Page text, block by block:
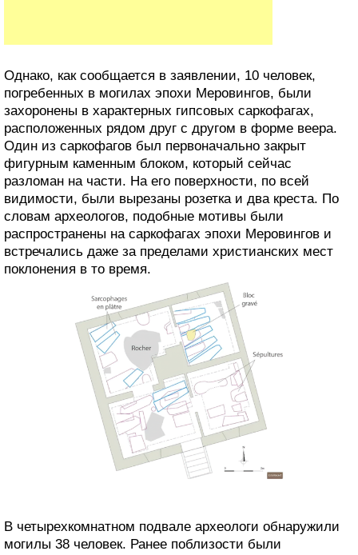
Однако, как сообщается в заявлении, 10 человек,
погребенных в могилах эпохи Меровингов, были
захоронены в характерных гипсовых саркофагах,
расположенных рядом друг с другом в форме веера.
Один из саркофагов был первоначально закрыт
фигурным каменным блоком, который сейчас
разломан на части. На его поверхности, по всей
видимости, были вырезаны розетка и два креста. По
словам археологов, подобные мотивы были
распространены на саркофагах эпохи Меровингов и
встречались даже за пределами христианских мест
поклонения в то время.
В четырехкомнатном подвале археологи обнаружили
могилы 38 человек. Ранее поблизости были